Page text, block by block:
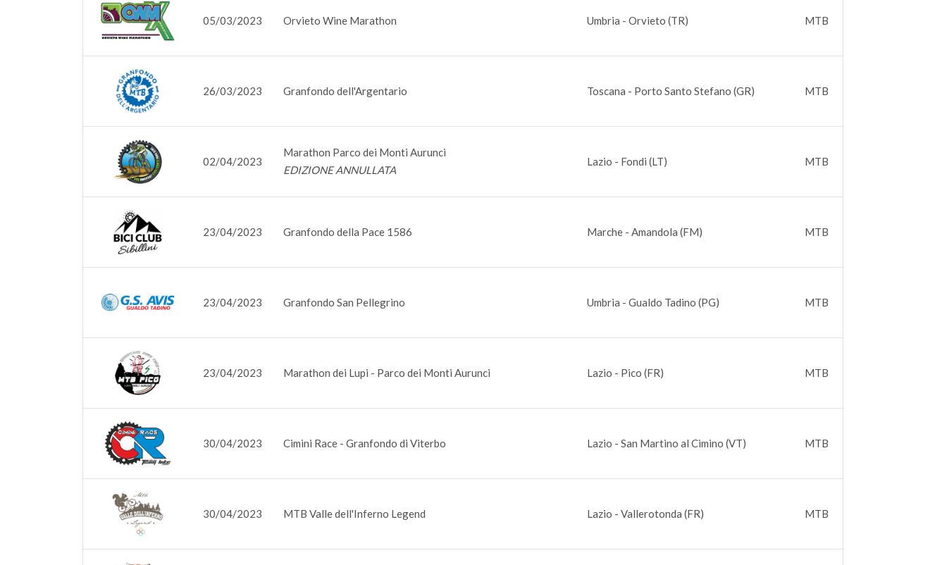
05/03/2023 Orvieto Wine Marathon Umbria - Orvieto (TR) MTB
26/03/2023 Granfondo dell'Argentario Toscana - Porto Santo Stefano (GR) MTB
02/04/2023
Marathon Parco dei Monti Aurunci
EDIZIONE ANNULLATA
Lazio - Fondi (LT) MTB
23/04/2023 Granfondo della Pace 1586 Marche - Amandola (FM) MTB
23/04/2023 Granfondo San Pellegrino Umbria - Gualdo Tadino (PG) MTB
23/04/2023 Marathon dei Lupi - Parco dei Monti Aurunci Lazio - Pico (FR) MTB
30/04/2023 Cimini Race - Granfondo di Viterbo Lazio - San Martino al Cimino (VT) MTB
30/04/2023 MTB Valle dell'Inferno Legend Lazio - Vallerotonda (FR) MTB